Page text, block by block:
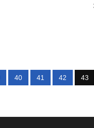
40 41 42 43